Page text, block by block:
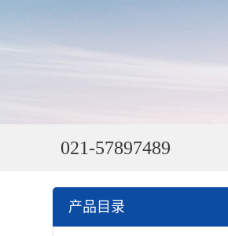
021-57897489
产品目录